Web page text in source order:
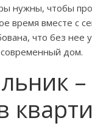
нужны, чтобы
время вместе с
что без нее
дом.